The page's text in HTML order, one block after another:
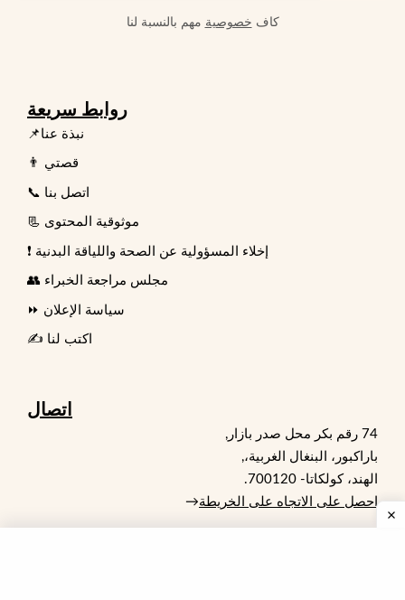
كاف خصوصية مهم بالنسبة لنا
روابط سريعة
📌نبذة عنا
👨 قصتي
📞 اتصل بنا
📃 موثوقية المحتوى
❗ إخلاء المسؤولية عن الصحة واللياقة البدنية
👥 مجلس مراجعة الخبراء
⏩ سياسة الإعلان
✍️ اكتب لنا
اتصال
74 رقم بكر محل صدر بازار,
باراكبور، البنغال الغربية،,
الهند، كولكاتا- 700120.
احصل على الاتجاه على الخريطة→